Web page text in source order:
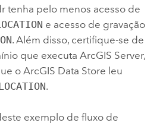
tenha pelo menos acesso de
e acesso de gravação
. Além disso, certifique-se de
que executa ArcGIS Server,
o ArcGIS Data Store leu
.
exemplo de fluxo de